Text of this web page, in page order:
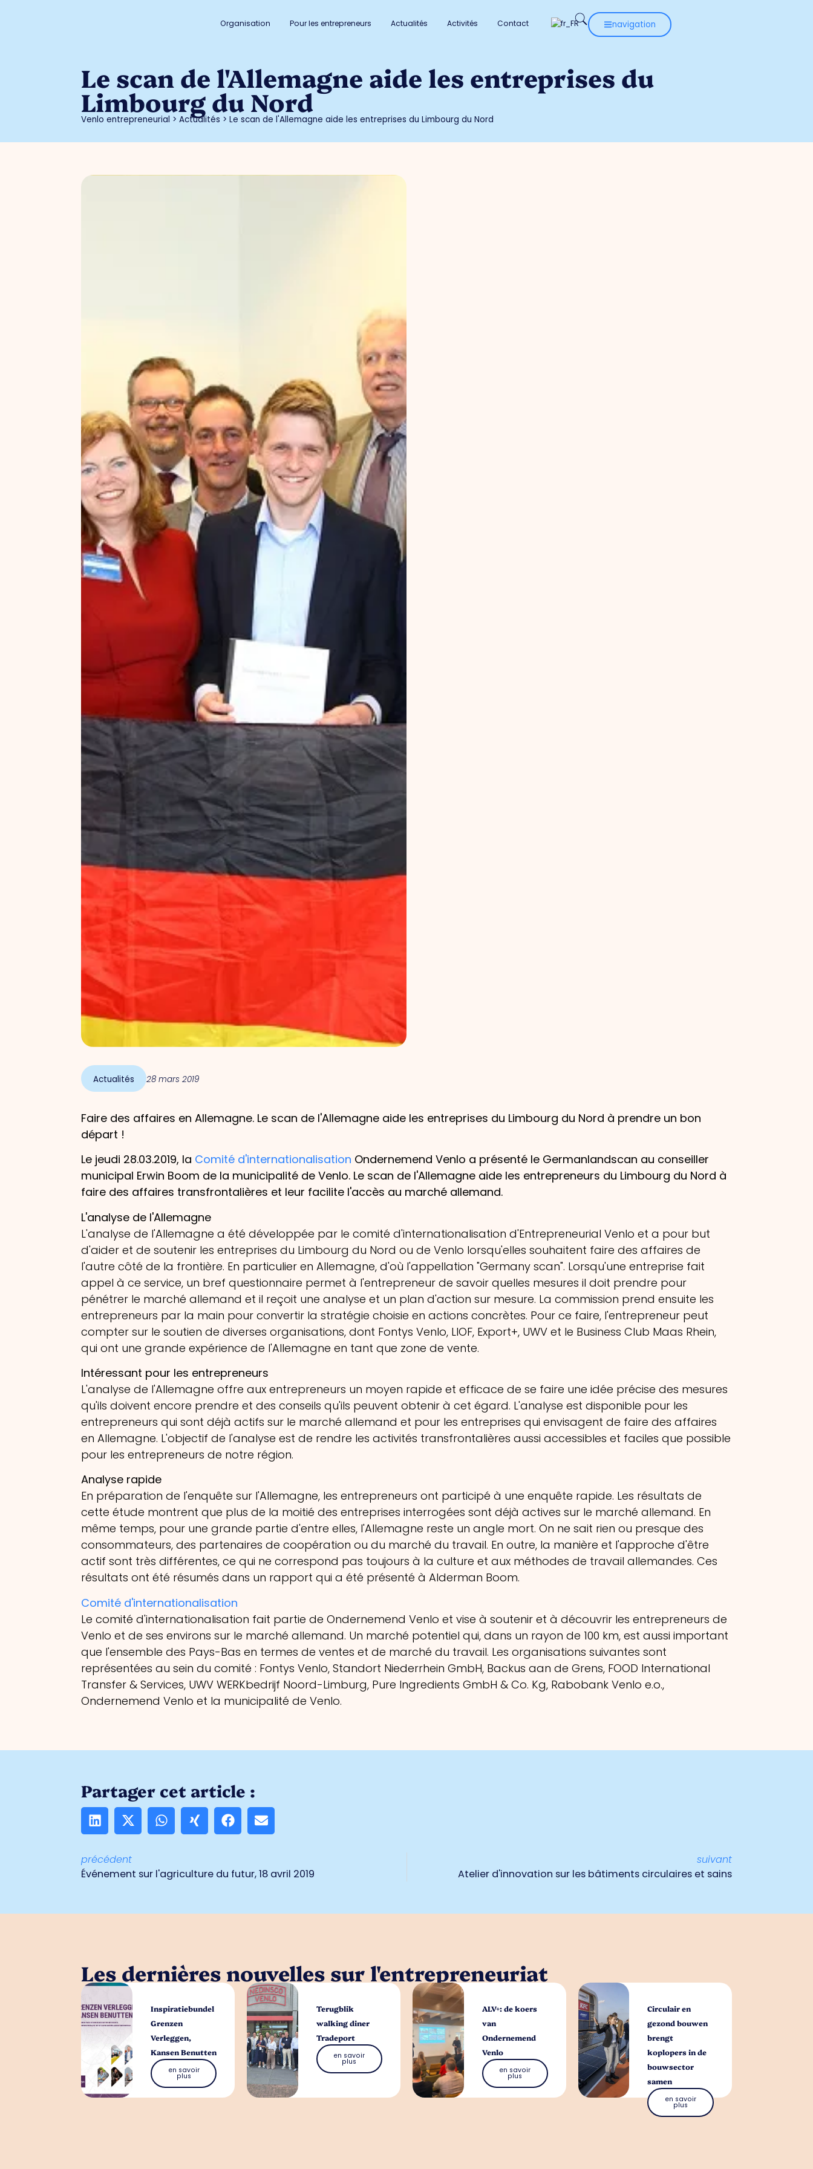
Organisation Pour les entrepreneurs Actualités Activités Contact navigation
Le scan de l'Allemagne aide les entreprises du
Limbourg du Nord
Venlo entrepreneurial >Actualités >Le scan de l'Allemagne aide les entreprises du Limbourg du Nord
Actualités 28 mars 2019
Faire des affaires en Allemagne. Le scan de l'Allemagne aide les entreprises du Limbourg du Nord à prendre un bon
départ !
Le jeudi 28.03.2019, la Comité d'internationalisation Ondernemend Venlo a présenté le Germanlandscan au conseiller
municipal Erwin Boom de la municipalité de Venlo. Le scan de l'Allemagne aide les entrepreneurs du Limbourg du Nord à
faire des affaires transfrontalières et leur facilite l'accès au marché allemand.
L'analyse de l'Allemagne
L'analyse de l'Allemagne a été développée par le comité d'internationalisation d'Entrepreneurial Venlo et a pour but
d'aider et de soutenir les entreprises du Limbourg du Nord ou de Venlo lorsqu'elles souhaitent faire des affaires de
l'autre côté de la frontière. En particulier en Allemagne, d'où l'appellation "Germany scan". Lorsqu'une entreprise fait
appel à ce service, un bref questionnaire permet à l'entrepreneur de savoir quelles mesures il doit prendre pour
pénétrer le marché allemand et il reçoit une analyse et un plan d'action sur mesure. La commission prend ensuite les
entrepreneurs par la main pour convertir la stratégie choisie en actions concrètes. Pour ce faire, l'entrepreneur peut
compter sur le soutien de diverses organisations, dont Fontys Venlo, LIOF, Export+, UWV et le Business Club Maas Rhein,
qui ont une grande expérience de l'Allemagne en tant que zone de vente.
Intéressant pour les entrepreneurs
L'analyse de l'Allemagne offre aux entrepreneurs un moyen rapide et efficace de se faire une idée précise des mesures
qu'ils doivent encore prendre et des conseils qu'ils peuvent obtenir à cet égard. L'analyse est disponible pour les
entrepreneurs qui sont déjà actifs sur le marché allemand et pour les entreprises qui envisagent de faire des affaires
en Allemagne. L'objectif de l'analyse est de rendre les activités transfrontalières aussi accessibles et faciles que possible
pour les entrepreneurs de notre région.
Analyse rapide
En préparation de l'enquête sur l'Allemagne, les entrepreneurs ont participé à une enquête rapide. Les résultats de
cette étude montrent que plus de la moitié des entreprises interrogées sont déjà actives sur le marché allemand. En
même temps, pour une grande partie d'entre elles, l'Allemagne reste un angle mort. On ne sait rien ou presque des
consommateurs, des partenaires de coopération ou du marché du travail. En outre, la manière et l'approche d'être
actif sont très différentes, ce qui ne correspond pas toujours à la culture et aux méthodes de travail allemandes. Ces
résultats ont été résumés dans un rapport qui a été présenté à Alderman Boom.
Comité d'internationalisation
Le comité d'internationalisation fait partie de Ondernemend Venlo et vise à soutenir et à découvrir les entrepreneurs de
Venlo et de ses environs sur le marché allemand. Un marché potentiel qui, dans un rayon de 100 km, est aussi important
que l'ensemble des Pays-Bas en termes de ventes et de marché du travail. Les organisations suivantes sont
représentées au sein du comité : Fontys Venlo, Standort Niederrhein GmbH, Backus aan de Grens, FOOD International
Transfer & Services, UWV WERKbedrijf Noord-Limburg, Pure Ingredients GmbH & Co. Kg, Rabobank Venlo e.o.,
Ondernemend Venlo et la municipalité de Venlo.
Partager cet article :
précédent
Événement sur l'agriculture du futur, 18 avril 2019
suivant
Atelier d'innovation sur les bâtiments circulaires et sains
Les dernières nouvelles sur l'entrepreneuriat
Inspiratiebundel
Grenzen
Verleggen,
Kansen Benutten
en savoir
plus
Terugblik
walking diner
Tradeport
en savoir
plus
ALV+: de koers
van
Ondernemend
Venlo
en savoir
plus
Circulair en
gezond bouwen
brengt
koplopers in de
bouwsector
samen
en savoir
plus